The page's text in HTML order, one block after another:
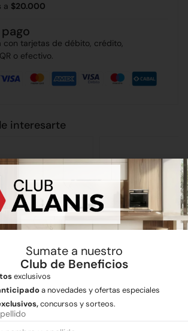
a $20.000
con tarjetas de débito, crédito,
o efectivo.
interesarte
90° Flexible 1/2 x 50
Sumate a nuestro
Club de Beneficios
exclusivos
a novedades y ofertas especiales
concursos y sorteos.